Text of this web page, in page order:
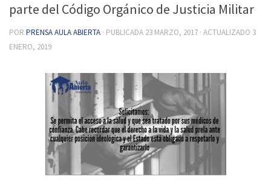
parte del Código Orgánico de Justicia Militar
POR PRENSA AULA ABIERTA · PUBLICADA 23 MARZO, 2017 · ACTUALIZADO 3
ENERO, 2019